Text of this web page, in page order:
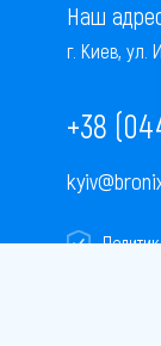
Наш
г. Киев, ул.
+38